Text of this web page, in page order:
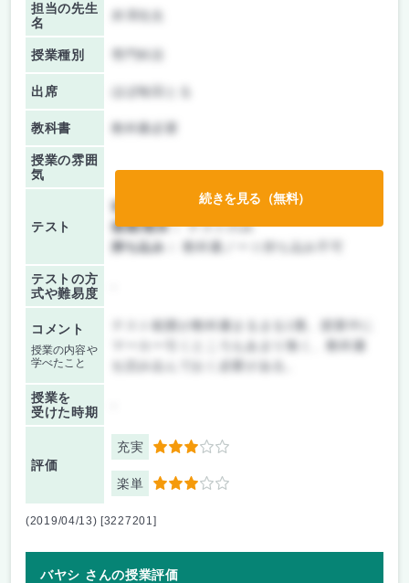
担当の先生
名
授業種別
出席 ほぼ毎回とる
教科書 教科書必要
授業の雰囲
気
テスト
前期/中間：
テストのみ
後期/期末：テストのみ
持ち込み：
教科書ノート持ち込み不可
テストの方
式や難易度
コメント
授業の内容や
学べたこと
テスト範囲が教科書まるまる1冊。授業中に
マーカー引くところもあまり無く、教科書
を読み込んでおく必要がある。
授業を
受けた時期
評価
充実 3
楽単 3
続きを見る（無料）
(2019/04/13) [3227201]
バヤシ さんの授業評価